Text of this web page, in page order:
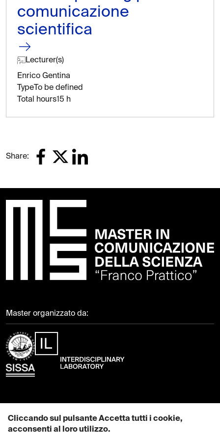
comunicazione
scientifica
Lecturer(s)
Enrico Gentina
TypeTo be defined
Total hours15 h
Share:
Master organizzato da:
Contattaci
Cliccando sul pulsante Accetta tutti i cookie,
acconsenti al loro utilizzo.